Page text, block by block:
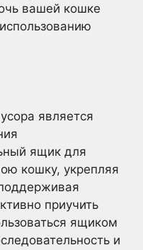
вашей кошке
является
ящик для
кошку, укрепляя
приучить
ящиком
и